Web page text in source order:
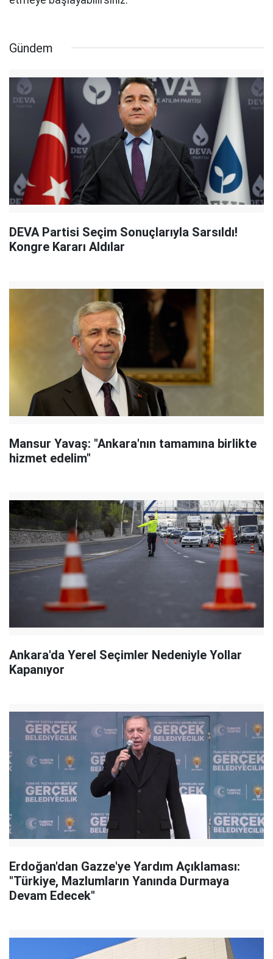
Gündem
DEVA Partisi Seçim Sonuçlarıyla Sarsıldı!
Kongre Kararı Aldılar
Mansur Yavaş: "Ankara'nın tamamına birlikte
hizmet edelim"
Ankara'da Yerel Seçimler Nedeniyle Yollar
Kapanıyor
Erdoğan'dan Gazze'ye Yardım Açıklaması:
"Türkiye, Mazlumların Yanında Durmaya
Devam Edecek"